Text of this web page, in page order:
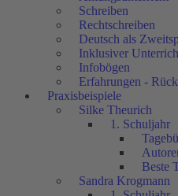
Schreiben
Rechtschreiben
Deutsch als
Inklusiver
Infobögen
Erfahrungen -
Praxisbeispiele
Silke Theurich
1. Schuljahr
Beste
Sandra Krogmann